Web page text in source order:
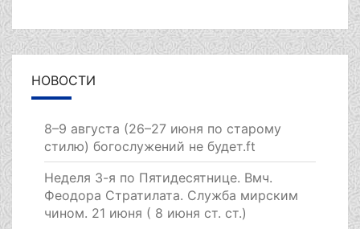
НОВОСТИ
8–9 августа (26–27 июня по старому
стилю) богослужений не будет.ft
Неделя 3-я по Пятидесятнице. Вмч.
Феодора Стратилата. Служба мирским
чином. 21 июня ( 8 июня ст. ст.)